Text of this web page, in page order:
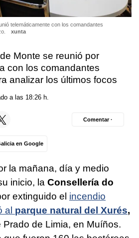
telemáticamente con los comandantes
xunta
Monte se reunió por
con los comandantes
analizar los últimos focos
a las 18:26 h.
en Google
Comentar ·
la mañana, día y medio
inicio, la Consellería do
extinguido el incendio
al parque natural del Xurés,
de Limia, en Muíños.